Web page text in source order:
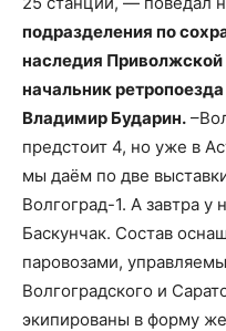
подразделения по
наследия Приволжской
начальник
Владимир Бударин.
предстоит 4, но уже в
мы даём по две
Волгоград-1. А завтра
Баскунчак. Состав
паровозами,
Волгоградского и
экипированы в форму